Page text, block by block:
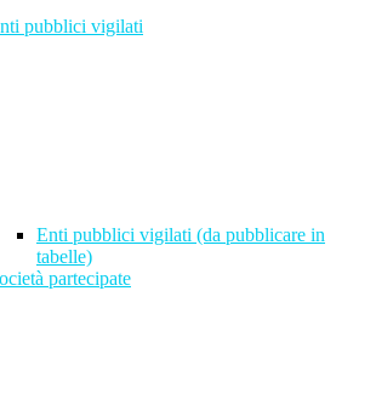
pubblici vigilati
Enti pubblici vigilati (da pubblicare in
tabelle)
partecipate